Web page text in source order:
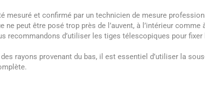
mesuré et confirmé par un technicien de mesure
peut être posé trop près de l’auvent, à l’intérieur comme
recommandons d’utiliser les tiges télescopiques pour fixer
rayons provenant du bas, il est essentiel d’utiliser la